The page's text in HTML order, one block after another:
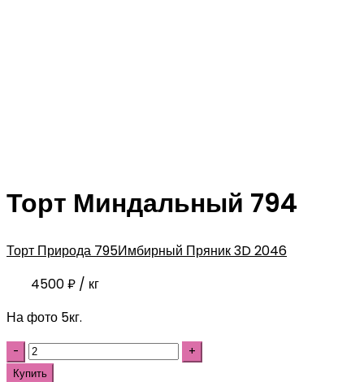
Торт Миндальный 794
Торт Природа 795Имбирный Пряник 3D 2046
4500₽ / кг
На фото 5кг.
Купить